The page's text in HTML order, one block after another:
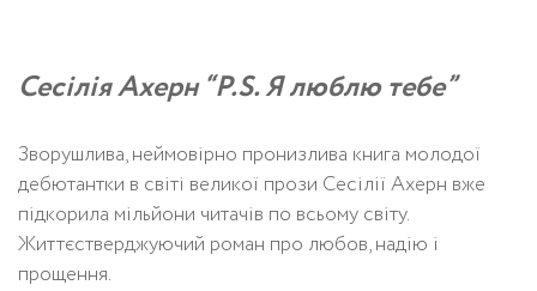
Сесілія Ахерн “P.S. Я люблю тебе”
Зворушлива, неймовірно пронизлива книга молодої
дебютантки в світі великої прози Сесілії Ахерн вже
підкорила мільйони читачів по всьому світу.
Життєстверджуючий роман про любов, надію і
прощення.